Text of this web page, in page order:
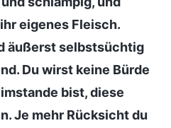
eigenes Fleisch.
äußerst selbstsüchtig
Du wirst keine Bürde
bist, diese
Je mehr Rücksicht du